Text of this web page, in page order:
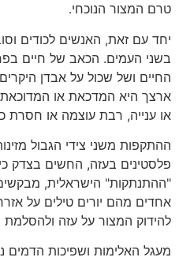
טרם המצור הנוכחי.
יחד עם זאת, האנשים לכודים
בשני העמים. הכאב של חיים
החיים ושל שכול על אבדן
ארצך היא המדכאת או
או ענייה, רבת עוצמה או חסרת
ההתקפות משני צידי הגבול
פלסטינים בעזה, החשים בצדק
"ההתנתקות" הישראלית,
אחדים מהם יורים טילים על
להידוק המצור על עזה
מעגל האלימות ושפיכות